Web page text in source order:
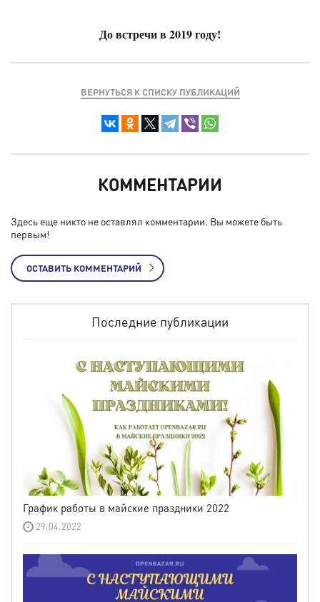
До встречи в 2019 году!
ВЕРНУТЬСЯ К СПИСКУ ПУБЛИКАЦИЙ
КОММЕНТАРИИ
Здесь еще никто не оставлял комментарии. Вы можете быть
первым!
ОСТАВИТЬ КОММЕНТАРИЙ
Последние публикации
График работы в майские праздники 2022
29.04.2022